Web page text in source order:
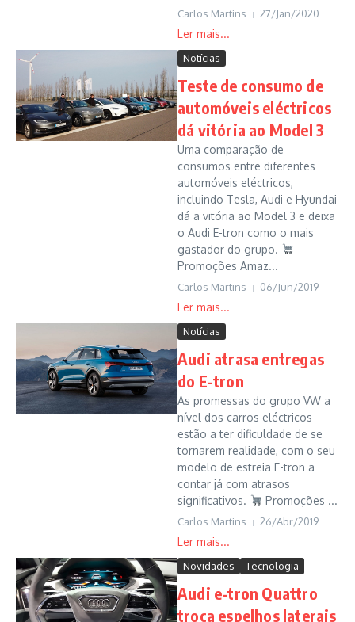
Carlos Martins 27/Jan/2020
Notícias
Teste de consumo de
automóveis eléctricos
dá vitória ao Model 3
Uma comparação de
consumos entre diferentes
automóveis eléctricos,
incluindo Tesla, Audi e Hyundai
dá a vitória ao Model 3 e deixa
o Audi E-tron como o mais
gastador do grupo.
Promoções Amaz...
Carlos Martins 06/Jun/2019
Notícias
Audi atrasa entregas
do E-tron
As promessas do grupo VW a
nível dos carros eléctricos
estão a ter dificuldade de se
tornarem realidade, com o seu
modelo de estreia E-tron a
contar já com atrasos
significativos.
Promoções ...
Carlos Martins 26/Abr/2019
Novidades Tecnologia
Audi e-tron Quattro
troca espelhos laterais